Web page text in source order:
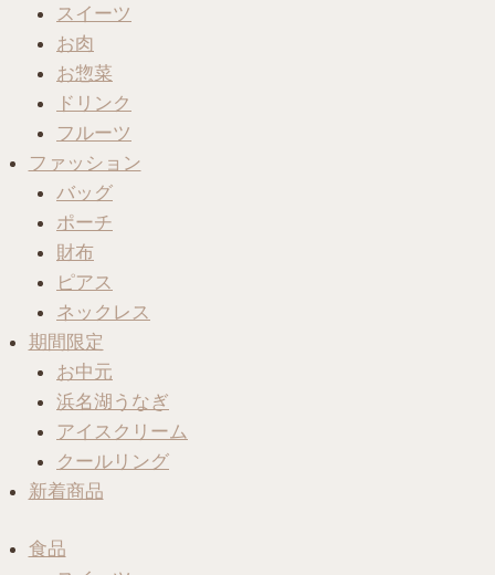
スイーツ
お肉
お惣菜
ドリンク
フルーツ
ファッション
バッグ
ポーチ
財布
ピアス
ネックレス
期間限定
お中元
浜名湖うなぎ
アイスクリーム
クールリング
新着商品
食品